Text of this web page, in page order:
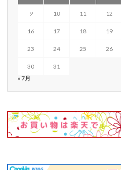
9 10 11 12
16 17 18 19
23 24 25 26
30
31
« 7月